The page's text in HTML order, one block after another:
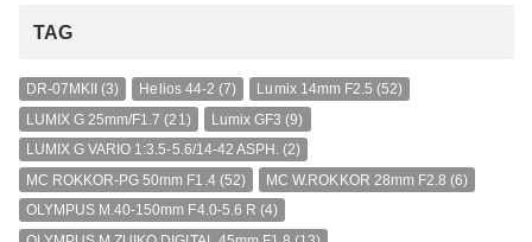
TAG
DR-07MKII (3) Helios 44-2 (7) Lumix 14mm F2.5 (52)
LUMIX G 25mm/F1.7 (21) Lumix GF3 (9)
LUMIX G VARIO 1:3.5-5.6/14-42 ASPH. (2)
MC ROKKOR-PG 50mm F1.4(52) MC W.ROKKOR 28mm F2.8 (6)
OLYMPUS M.40-150mm F4.0-5.6 R (4)